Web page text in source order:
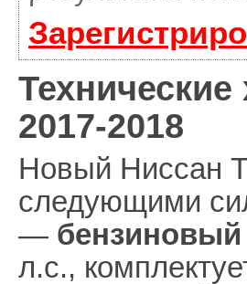
2017-2018
Новый Ниссан
следующими
— бензиновый
л.с.,